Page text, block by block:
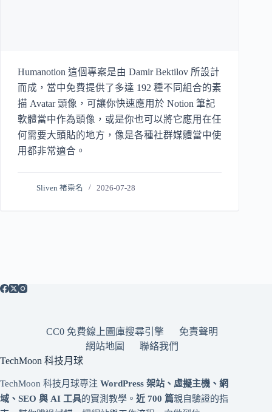
Humanotion 這個專案是由 Damir Bektilov 所設計
而成，當中免費提供了多達 192 種不同組合的素
描 Avatar 頭像，可讓你快速應用於 Notion 筆記
軟體當中作為頭像，或是你也可以將它應用在任
何需要大頭貼的地方，像是各種社群媒體當中使
用都非常適合。
Sliven 褚崇名 2026-07-28
CC0 免費線上圖庫搜尋引擎
免責聲明
網站地圖
聯絡我們
TechMoon 科技月球
TechMoon 科技月球專注 WordPress 架站、虛擬主機、網
域、SEO 與 AI 工具的實測教學。 近 700 篇親自驗證的指